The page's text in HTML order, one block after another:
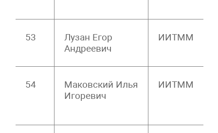
53
Лузан Егор
Андреевич
ИИТММ
54
Маковский Илья
Игоревич
ИИТММ